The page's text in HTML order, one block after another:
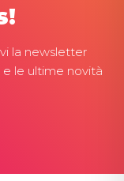
la newsletter
le ultime novità